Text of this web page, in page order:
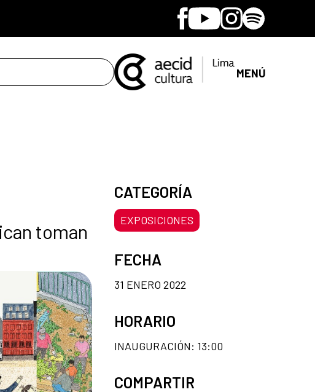
Facebook
YoutubeInstagram
Spotify
MENÚ
toman
CATEGORÍA
EXPOSICIONES
FECHA
31 ENERO 2022
HORARIO
INAUGURACIÓN: 13:00
COMPARTIR